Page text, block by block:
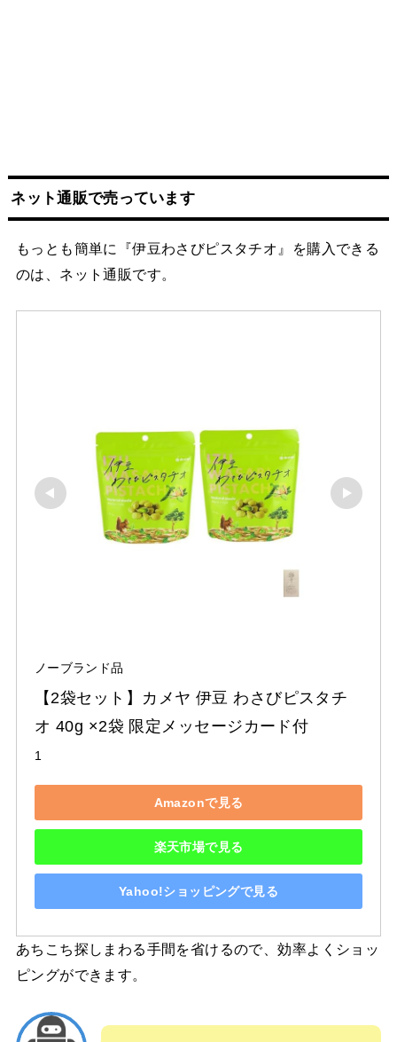
ネット通販で売っています
もっとも簡単に『伊豆わさびピスタチオ』を購入できる
のは、ネット通販です。
ノーブランド品
【2袋セット】カメヤ 伊豆 わさびピスタチ
オ 40g ×2袋 限定メッセージカード付
1
Amazonで見る
楽天市場で見る
Yahoo!ショッピングで見る
あちこち探しまわる手間を省けるので、効率よくショッ
ピングができます。